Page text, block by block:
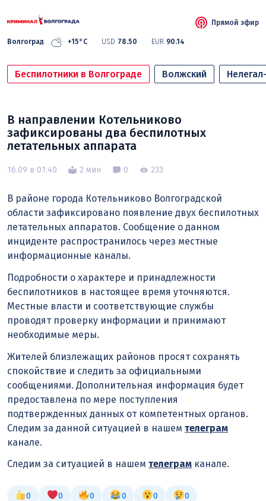
Волгоград +15°C USD 78.50 EUR 90.14
Прямой эфир
Беспилотники в Волгограде Волжский
В направлении Котельниково
зафиксированы два беспилотных
летательных аппарата
16.09 в 01:40 2 мин 0 233
В районе города Котельниково Волгоградской
области зафиксировано появление двух беспилотных
летательных аппаратов. Сообщение о данном
инциденте распространилось через местные
информационные каналы.
Подробности о характере и принадлежности
беспилотников в настоящее время уточняются.
Местные власти и соответствующие службы
проводят проверку информации и принимают
необходимые меры.
Жителей близлежащих районов просят сохранять
спокойствие и следить за официальными
сообщениями. Дополнительная информация будет
предоставлена по мере поступления
подтвержденных данных от компетентных органов.
Следим за данной ситуацией в нашем телеграм
канале.
Следим за ситуацией в нашем телеграм канале.
0 0 0 0 0 0